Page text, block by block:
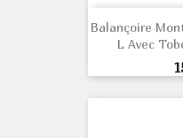
Balançoire
L Avec